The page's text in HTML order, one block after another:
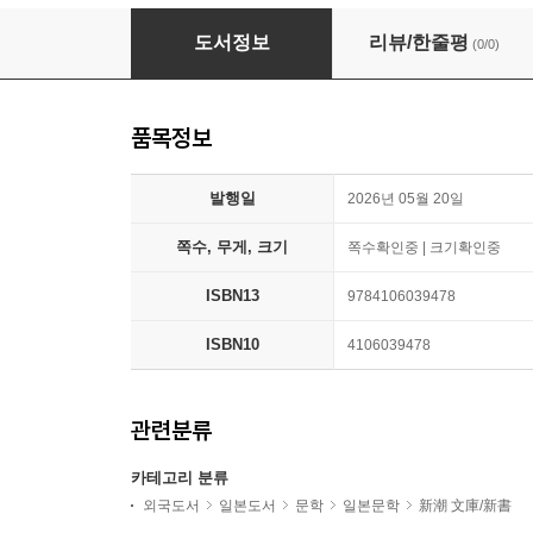
日本史はいかに物語られてきたか
도서정보 리뷰/한줄평 (0/0)
품목정보
발행일 2026년 05월 20일
쪽수, 무게, 크기 쪽수확인중 | 크기확인중
ISBN13 9784106039478
ISBN10 4106039478
관련분류
카테고리 분류
외국도서 일본도서 문학 일본문학 新潮 文庫/新書